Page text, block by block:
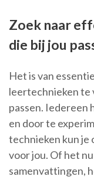
Zoek naar
die bij jou
Het is van
leertechnieken te
passen. Iedereen
en door te
technieken kun
voor jou. Of het
samenvattingen,